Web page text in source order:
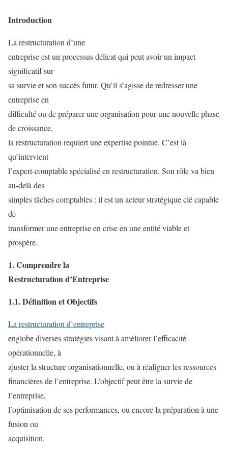
Introduction
La restructuration d’une
entreprise est un processus délicat qui peut avoir un impact
significatif sur
sa survie et son succès futur. Qu’il s’agisse de redresser une
entreprise en
difficulté ou de préparer une organisation pour une nouvelle phase
de croissance,
la restructuration requiert une expertise pointue. C’est là
qu’intervient
l’expert-comptable spécialisé en restructuration. Son rôle va bien
au-delà des
simples tâches comptables : il est un acteur stratégique clé capable
de
transformer une entreprise en crise en une entité viable et
prospère.
1. Comprendre la
Restructuration d’Entreprise
1.1. Définition et Objectifs
La restructuration d’entreprise
englobe diverses stratégies visant à améliorer l’efficacité
opérationnelle, à
ajuster la structure organisationnelle, ou à réaligner les ressources
financières de l’entreprise. L’objectif peut être la survie de
l’entreprise,
l’optimisation de ses performances, ou encore la préparation à une
fusion ou
acquisition.